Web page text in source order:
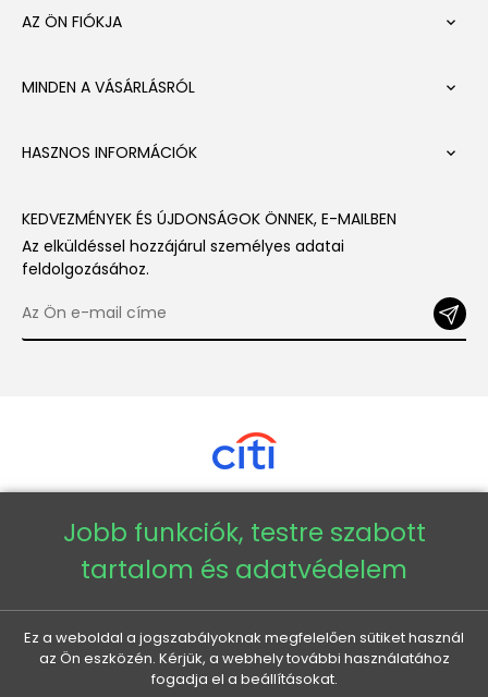
AZ ÖN FIÓKJA 
MINDEN A VÁSÁRLÁSRÓL 
HASZNOS INFORMÁCIÓK 
KEDVEZMÉNYEK ÉS ÚJDONSÁGOK ÖNNEK, E-MAILBEN
Az elküldéssel hozzájárul személyes adatai
feldolgozásához.
Copyright © 2026 - Veneti™
Veneti HU
Veneti CZ
Jobb funkciók, testre szabott
tartalom és adatvédelem
Ez a weboldal a jogszabályoknak megfelelően sütiket használ
az Ön eszközén. Kérjük, a webhely további használatához
fogadja el a beállításokat.